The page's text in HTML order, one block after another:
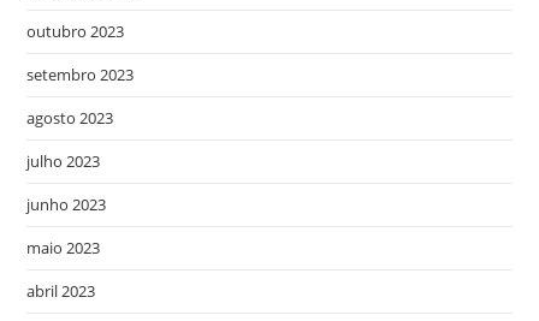
outubro 2023
setembro 2023
agosto 2023
julho 2023
junho 2023
maio 2023
abril 2023